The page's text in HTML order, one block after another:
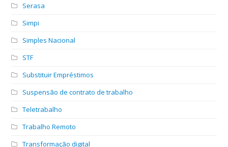
Serasa
Simpi
Simples Nacional
STF
Substituir Empréstimos
Suspensão de contrato de trabalho
Teletrabalho
Trabalho Remoto
Transformação digital